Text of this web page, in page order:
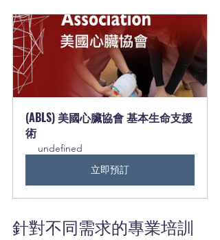
(ABLS) 美國心臟協會 基本生命支援
術
undefined
立即預訂
針對不同需求的專業培訓